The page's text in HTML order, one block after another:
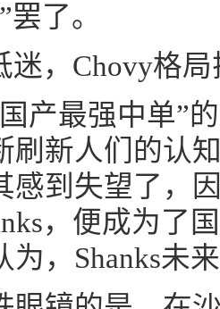
了。
迷，Chovy格
产最强中单”
刷新人们的认
感到失望了，
，便成为了
为，Shanks未